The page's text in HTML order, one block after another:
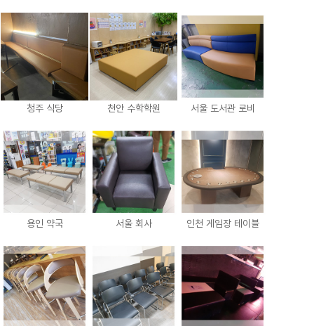
청주 식당 천안 수학학원 서울 도서관 로비
용인 약국 서울 회사 인천 게임장 테이블